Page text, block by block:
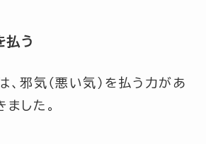
払う
、邪気（悪い気）を払う力があ
した。